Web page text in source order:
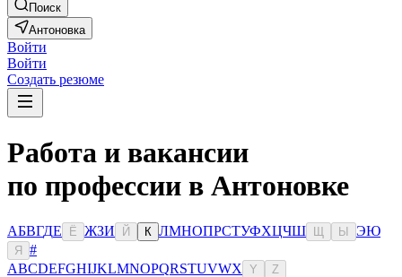
Поиск
Антоновка
Войти
Войти
Создать резюме
Работа и вакансии
по профессии в Антоновке
АБВГДЕ Ё ЖЗИ Й К ЛМНОПРСТУФХЦЧШ Ы ЭЮ
Я
#
ABCDEFGHIJKLMNOPQRSTUVWX Y Z